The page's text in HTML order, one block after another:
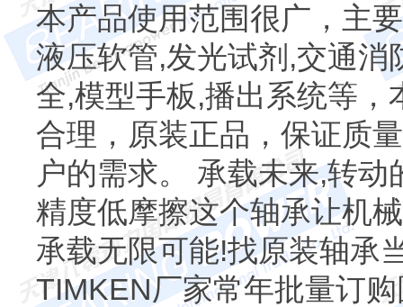
本产品使用范围很广，主
液压软管,发光试剂,交通
全,模型手板,播出系统等
合理，原装正品，保证质
户的需求。 承载未来,转
精度低摩擦这个轴承让机
承载无限可能!找原装轴承
TIMKEN厂家常年批量订